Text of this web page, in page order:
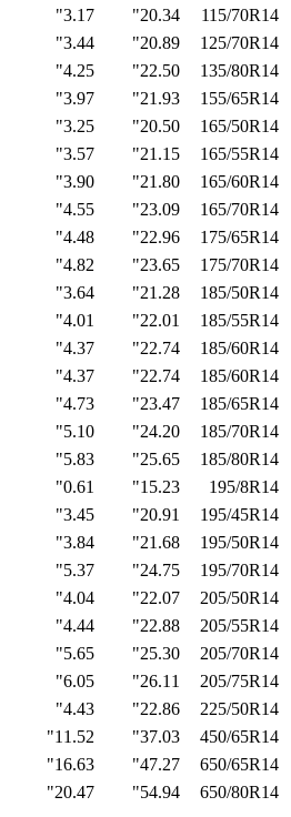
115/70R14
20.34"
3.17"
125/70R14
20.89"
3.44"
135/80R14
22.50"
4.25"
155/65R14
21.93"
3.97"
165/50R14
20.50"
3.25"
165/55R14
21.15"
3.57"
165/60R14
21.80"
3.90"
165/70R14
23.09"
4.55"
175/65R14
22.96"
4.48"
175/70R14
23.65"
4.82"
185/50R14
21.28"
3.64"
185/55R14
22.01"
4.01"
185/60R14
22.74"
4.37"
185/60R14
22.74"
4.37"
185/65R14
23.47"
4.73"
185/70R14
24.20"
5.10"
185/80R14
25.65"
5.83"
195/8R14
15.23"
0.61"
195/45R14
20.91"
3.45"
195/50R14
21.68"
3.84"
195/70R14
24.75"
5.37"
205/50R14
22.07"
4.04"
205/55R14
22.88"
4.44"
205/70R14
25.30"
5.65"
205/75R14
26.11"
6.05"
225/50R14
22.86"
4.43"
450/65R14
37.03"
11.52"
650/65R14
47.27"
16.63"
650/80R14
54.94"
20.47"